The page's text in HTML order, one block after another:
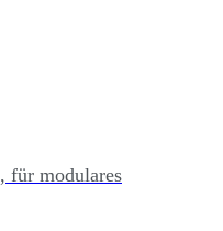
für modulares